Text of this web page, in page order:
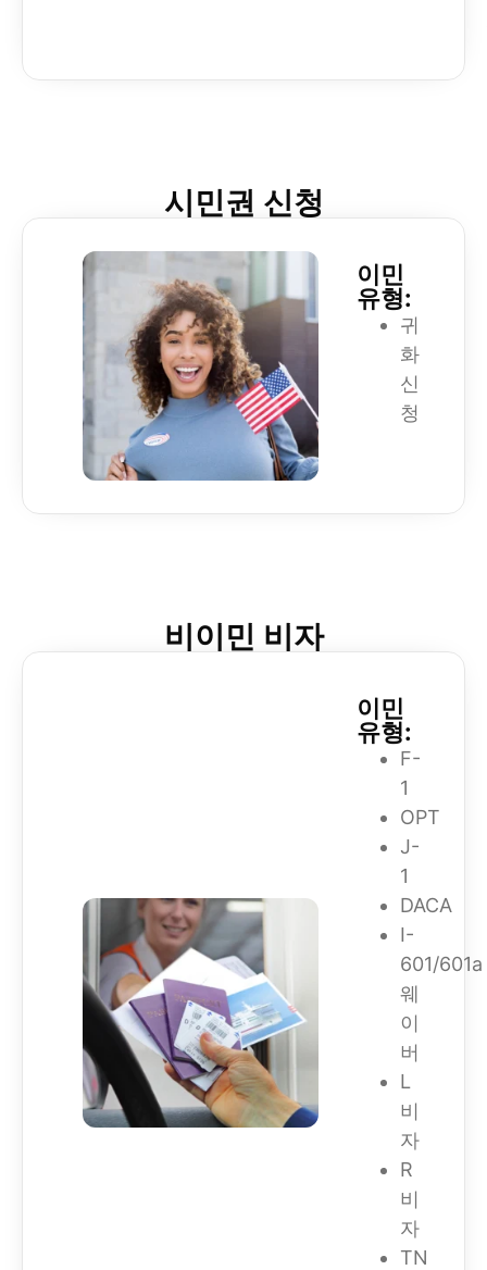
시민권 신청
이민
유형:
귀
화
신
청
비이민 비자
이민
유형:
F-
1
OPT
J-
1
DACA
I-
601/601a
웨
이
버
L
비
자
R
비
자
TN